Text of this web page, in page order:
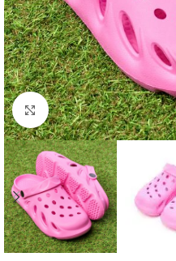
Faceți click pentru a mări